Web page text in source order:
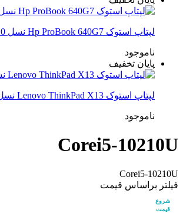
لپتاپ استوک Hp ProBook 640G7 نسل 10
ناموجود
پایان تخفیف
لپتاپ استوک Lenovo ThinkPad X13 نسل10
ناموجود
Corei5-10210U
Corei5-10210U
فیلتر براساس قیمت
شروع
قیمت